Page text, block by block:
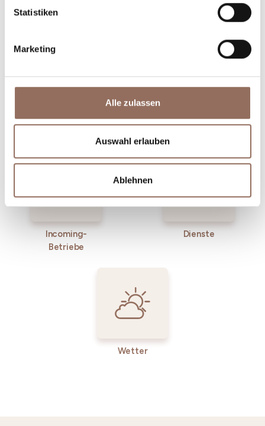
Statistiken
Marketing
Alle zulassen
Auswahl erlauben
Ablehnen
Unterkünfte
Essen und
Incoming-
Betriebe
Dienste
Wetter